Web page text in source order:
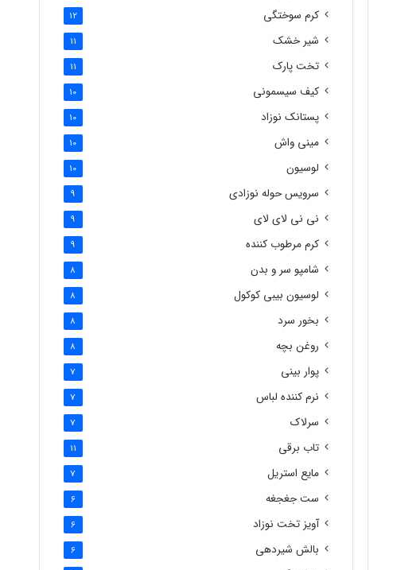
کرم سوختگی 12
شیر خشک 11
تخت پارک 11
کیف سیسمونی 10
پستانک نوزاد 10
مینی واش 10
لوسیون 10
سرویس حوله نوزادی 9
نی نی لای لای 9
کرم مرطوب کننده 9
شامپو سر و بدن 8
لوسیون بیبی کوکول 8
بخور سرد 8
روغن بچه 8
پوار بینی 7
نرم کننده لباس 7
سرلاک 7
تاب برقی 11
مایع استریل 7
ست جغجغه 6
آویز تخت نوزاد 6
بالش شیردهی 6